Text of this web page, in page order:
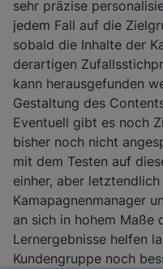
sehr präzise
jedem Fall auf die
sobald die Inhalte der
derartigen
kann herausgefunden
Gestaltung des
Eventuell gibt es noch
bisher noch nicht
mit dem Testen auf
einher, aber
Kamapagnenmanager
an sich in hohem Maße
Lernergebnisse helfen
Kundengruppe noch